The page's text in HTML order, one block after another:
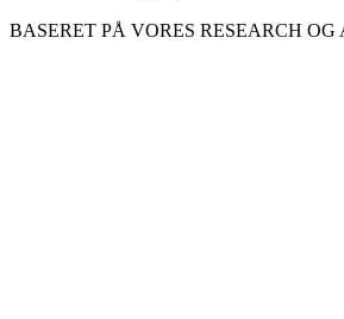
BASERET PÅ VORES RESEARCH OG